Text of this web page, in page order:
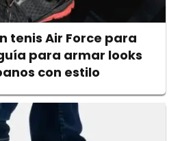
tenis Air Force para
para armar looks
con estilo